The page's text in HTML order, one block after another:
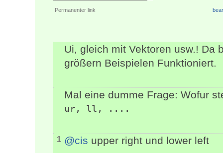
Permanenter link
Ui, gleich mit Vektoren usw.! Da
größern Beispielen Funktioniert.
Mal eine dumme Frage: Wofur
ur, ll, ....
1 @cis upper right und lower left